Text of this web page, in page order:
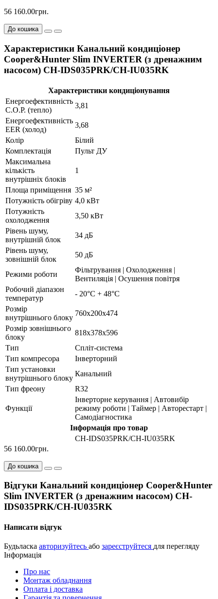
56 160.00грн.
До кошика
Характеристики Канальний кондиціонер
Cooper&Hunter Slim INVERTER (з дренажним
насосом) CH-IDS035PRK/CH-IU035RK
Характеристики кондиціонування
Енергоефективність
C.O.P. (тепло)
3,81
Енергоефективність
EER (холод)
3,68
Колір
Білий
Комплектація
Пульт ДУ
Максимальна
кількість
внутрішніх блоків
1
Площа приміщення 35 м²
Потужність обігріву 4,0 кВт
Потужність
охолодження
3,50 кВт
Рівень шуму,
внутрішній блок
34 дБ
Рівень шуму,
зовнішній блок
50 дБ
Режими роботи
Фільтрування | Охолодження |
Вентиляція | Осушення повітря
Робочий діапазон
температур
- 20°С + 48°С
Розмір
внутрішнього блоку
760х200х474
Розмір зовнішнього
блоку
818х378х596
Тип
Спліт-система
Тип компресора
Інверторний
Тип установки
внутрішнього блоку
Канальний
Тип фреону
R32
Функції
Інверторне керування | Автовибір
режиму роботи | Таймер | Авторестарт |
Самодіагностика
Інформація про товар
CH-IDS035PRK/CH-IU035RK
56 160.00грн.
До кошика
Відгуки Канальний кондиціонер Cooper&Hunter
Slim INVERTER (з дренажним насосом) CH-
IDS035PRK/CH-IU035RK
Написати відгук
Будьласка авторизуйтесь або зареєструйтеся для перегляду
Інформація
Про нас
Монтаж обладнання
Оплата і доставка